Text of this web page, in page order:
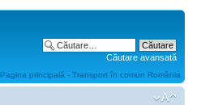
Căutare avansată
Pagina principală - Transport în comun România